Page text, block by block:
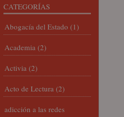
CATEGORÍAS
Abogacía del Estado (1)
Academia (2)
Activia (2)
Acto de Lectura (2)
adicción a las redes